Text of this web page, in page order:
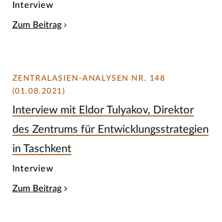
Interview
Zum Beitrag
ZENTRALASIEN-ANALYSEN NR. 148
(01.08.2021)
Interview mit Eldor Tulyakov, Direktor
des Zentrums für Entwicklungsstrategien
in Taschkent
Interview
Zum Beitrag